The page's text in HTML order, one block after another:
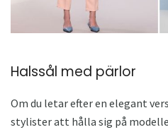
Halssål med pärlor
Om du letar efter en elegant
stylister att hålla sig på